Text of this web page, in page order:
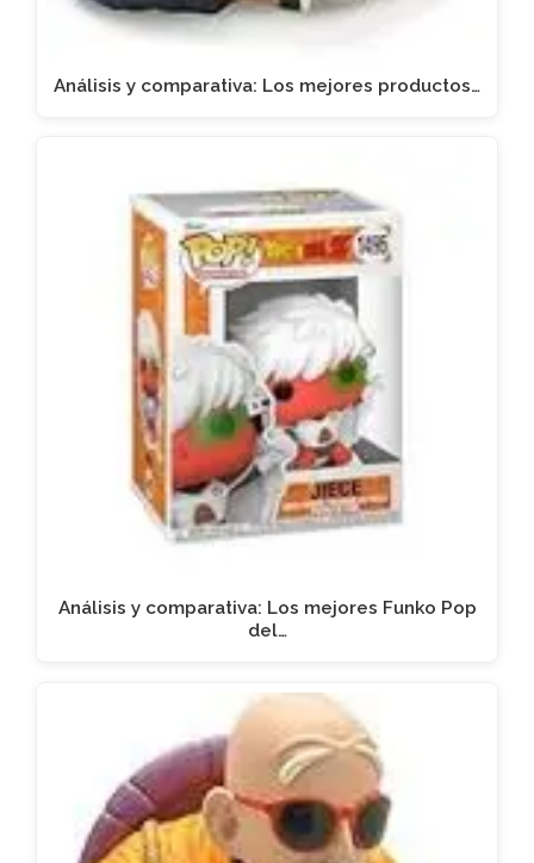
Análisis y comparativa: Los mejores productos…
Análisis y comparativa: Los mejores Funko Pop
del…